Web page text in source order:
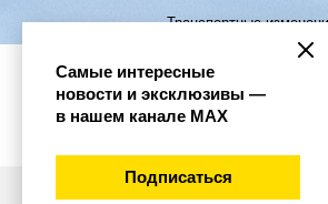
Транспортные
Самые интересные
новости и эксклюзивы —
в нашем канале МАХ
Подписаться